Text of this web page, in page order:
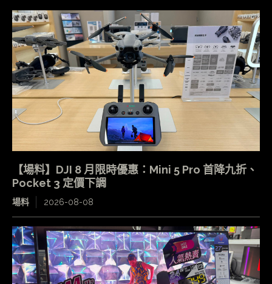
【場料】DJI 8 月限時優惠：Mini 5 Pro 首降九折、
Pocket 3 定價下調
場料 2026-08-08